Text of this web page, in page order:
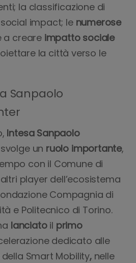
la classificazione di
impact; le numerose
creare impatto sociale
la città verso le
Sanpaolo
Intesa Sanpaolo
un ruolo importante,
con il Comune di
player dell’ecosistema
Compagnia di
e Politecnico di Torino.
lanciatoil primo
dedicato alle
Smart Mobility, nelle